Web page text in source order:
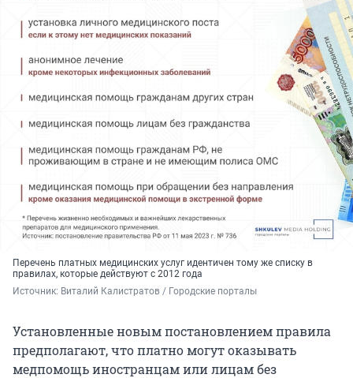
Перечень платных медицинских услуг идентичен тому же списку в
правилах, которые действуют с 2012 года
Источник: Виталий Калистратов / Городские порталы
Установленные новым постановлением правила
предполагают, что платно могут оказывать
медпомощь иностранцам или лицам без